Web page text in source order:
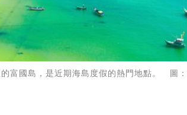
富國島，是近期海島度假的熱門地點。 圖